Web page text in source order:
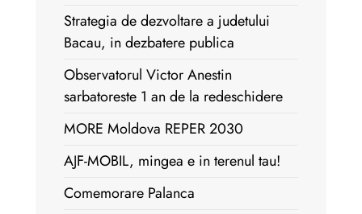
Strategia de dezvoltare a judetului
Bacau, in dezbatere publica
Observatorul Victor Anestin
sarbatoreste 1 an de la redeschidere
MORE Moldova REPER 2030
AJF-MOBIL, mingea e in terenul tau!
Comemorare Palanca